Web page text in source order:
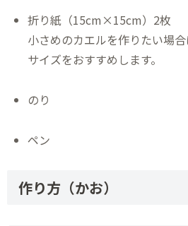
折り紙（15cm×15cm）2枚
小さめのカエルを作りたい場
サイズをおすすめします。
のり
ペン
作り方（かお）